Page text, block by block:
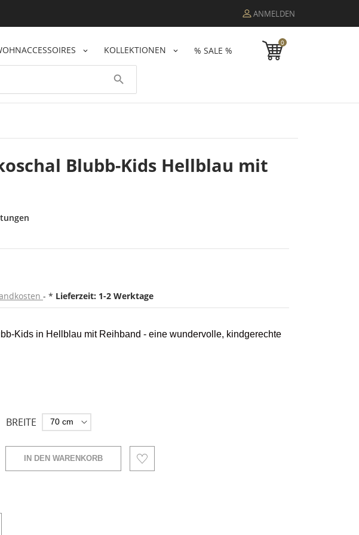
ANMELDEN
KOLLEKTIONEN % SALE %
0
search
Blubb-Kids Hellblau mit
* Lieferzeit: 1-2 Werktage
Kids in Hellblau mit Reihband - eine wundervolle, kindgerechte
BREITE
IN DEN WARENKORB